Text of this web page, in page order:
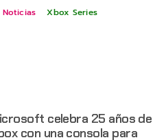
Noticias Xbox Series
celebra 25 años de
con una consola para